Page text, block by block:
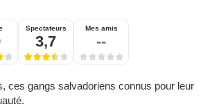
Spectateurs
3,7
Mes amis
--
ces gangs salvadoriens connus pour leur